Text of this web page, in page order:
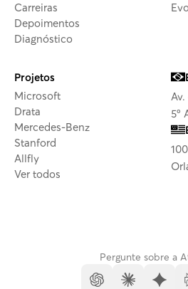
Carreiras
Depoimentos
Diagnóstico
Projetos
Microsoft
Drata
Mercedes-Benz
Stanford
Allfly
Ver todos
5º
Pergunte sobre a